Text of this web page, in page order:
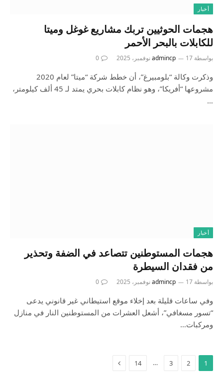
أخبار
هجمات الحوثيين تربك مشاريع غوغل وميتا
للكابلات بالبحر الأحمر
بواسطة admincp 17 نوفمبر، 2025 0
وذكرت وكالة “بلومبيرغ”، أن خطط شركة “ميتا” لعام 2020
مشروعها “أفريكا”، وهو نظام كابلات بحري يمتد لـ 45 ألف كيلومتر،
…
أخبار
هجمات المستوطنين تتصاعد في الضفة وتحذير
من فقدان السيطرة
بواسطة admincp 17 نوفمبر، 2025 0
وفي ساعات قليلة بعد إخلاء موقع استيطاني غير قانوني يدعى
“تسور مسغافي”، أشعل العشرات من المستوطنين النار في منازل
ومركبات…
1
2
3
…
14 التالي